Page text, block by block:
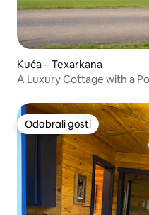
Kuća – Texarkana
A Luxury Cottage with a
Odabrali gosti
Odabrali gosti